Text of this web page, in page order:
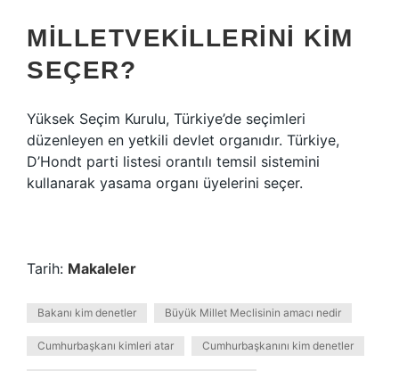
MILLETVEKILLERINI KIM
SEÇER?
Yüksek Seçim Kurulu, Türkiye’de seçimleri
düzenleyen en yetkili devlet organıdır. Türkiye,
D’Hondt parti listesi orantılı temsil sistemini
kullanarak yasama organı üyelerini seçer.
Tarih: Makaleler
Bakanı kim denetler Büyük Millet Meclisinin amacı nedir
Cumhurbaşkanı kimleri atar Cumhurbaşkanını kim denetler